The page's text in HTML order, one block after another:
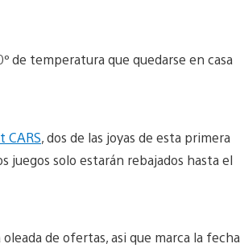
de temperatura que quedarse en casa
CARS, dos de las joyas de esta primera
juegos solo estarán rebajados hasta el
de ofertas, asi que marca la fecha